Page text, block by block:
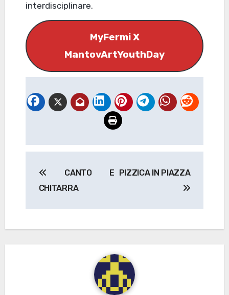
interdisciplinare.
MyFermi X
MantovArtYouthDay
articoli
CANTO E
CHITARRA
PIZZICA IN PIAZZA